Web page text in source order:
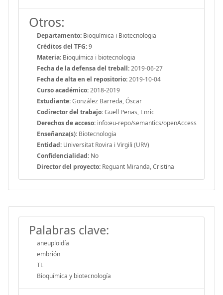
Otros:
Departamento: Bioquímica i Biotecnologia
Créditos del TFG:9
Materia: Bioquímica i biotecnologia
Fecha de la defensa del treball:2019-06-27
Fecha de alta en el repositorio:2019-10-04
Curso académico:2018-2019
Estudiante:González Barreda, Óscar
Codirector del trabajo:Güell Penas, Enric
Derechos de acceso: info:eu-repo/semantics/openAccess
Enseñanza(s): Biotecnologia
Entidad: Universitat Rovira i Virgili (URV)
Confidencialidad: No
Director del proyecto: Reguant Miranda, Cristina
Palabras clave:
aneuploidía
embrión
TL
Bioquímica y biotecnología